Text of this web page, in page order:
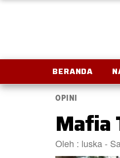
BERANDA
OPINI
Mafia
Oleh : luska -